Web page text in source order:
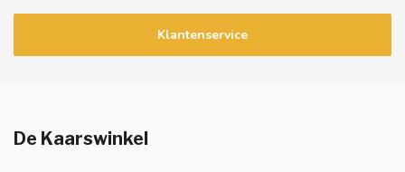
Klantenservice
De Kaarswinkel